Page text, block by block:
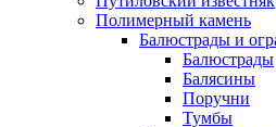
Полимерный камень
Балюстрады и
Балюстрады
Балясины
Поручни
Тумбы